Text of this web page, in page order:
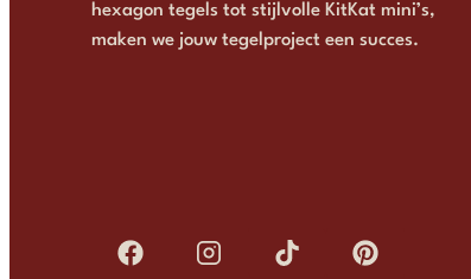
hexagon tegels tot stijlvolle KitKat mini’s,
maken we jouw tegelproject een succes.